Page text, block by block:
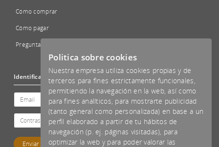
Cómo comprar
Cómo pagar
Preguntas Frecuentes - FAQs
Identificación
Politica sobre cookies
Nuestra empresa utiliza cookies propias y de
terceros para fines estrictamente funcionales,
permitiendo la navegación en la web, así como
para fines analíticos, para mostrarte publicidad
(tanto general como personalizada) en base a un
perfil elaborado a partir de tu hábitos de
navegación (p. ej. páginas visitadas), para
optimizar la web y para poder valorar las